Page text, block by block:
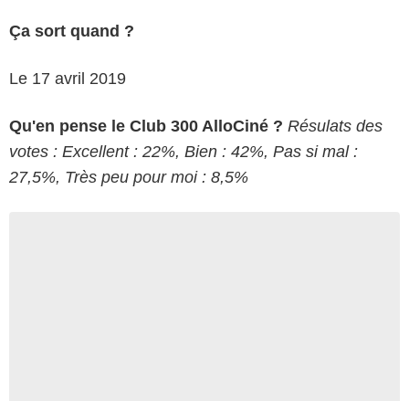
Ça sort quand ?
Le 17 avril 2019
Qu'en pense le Club 300 AlloCiné ? Résulats des
votes : Excellent : 22%, Bien : 42%, Pas si mal :
27,5%, Très peu pour moi : 8,5%